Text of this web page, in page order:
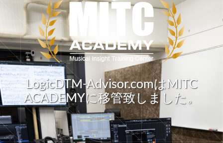
LogicDTM-Advisor.comはMITC
ACADEMYに移管致しました。